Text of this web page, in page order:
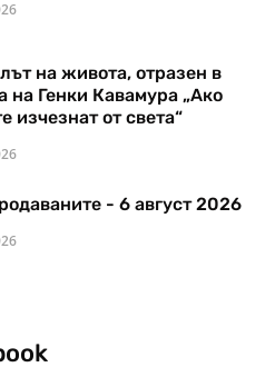
на живота, отразен в
на Генки Кавамура „Ако
изчезнат от света“
- 6 август 2026